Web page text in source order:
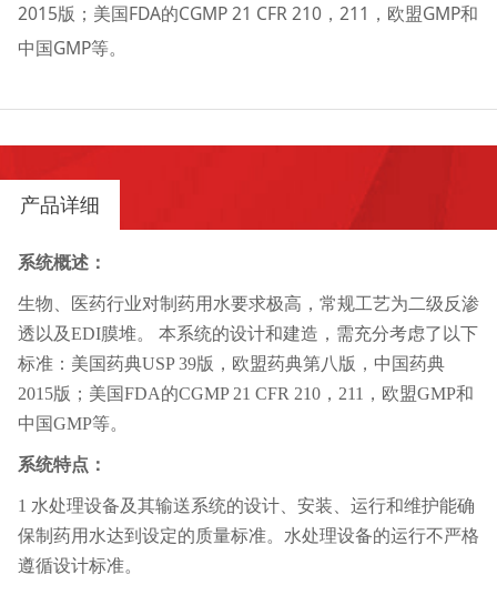
2015版；美国FDA的CGMP 21 CFR 210，211，欧盟GMP和
中国GMP等。
产品详细
系统概述：
生物、医药行业对制药用水要求极高，常规工艺为二级反渗
透以及EDI膜堆。 本系统的设计和建造，需充分考虑了以下
标准：美国药典USP 39版，欧盟药典第八版，中国药典
2015版；美国FDA的CGMP 21 CFR 210，211，欧盟GMP和
中国GMP等。
系统特点：
1 水处理设备及其输送系统的设计、安装、运行和维护能确
保制药用水达到设定的质量标准。水处理设备的运行不严格
遵循设计标准。